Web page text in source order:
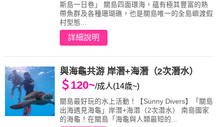
斯島一日卷」 關島四面環海，蘊有極其豐富的熱
帶魚群及各種珊瑚礁，也是關島唯一的全島嶼渡假
村型態...
詳細說明
與海龜共游 岸潛+海潛（2次潛水）
＄120~/成人(14歳~)
關島最好玩的水上活動！【Sunny Divers】「關島
出海遇見海龜」岸潛+海潛（2次潛水） 南島國家
的海龜！在關島「海龜與人類最短的...